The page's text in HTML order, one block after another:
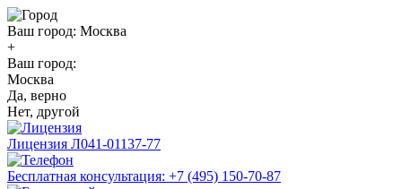
Ваш город: Москва
+
Ваш город:
Москва
Да, верно
Нет, другой
Лицензия Л041-01137-77
Бесплатная консультация: +7 (495) 150-70-87